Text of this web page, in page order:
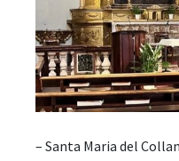
– Santa Maria del